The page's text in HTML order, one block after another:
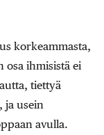
korkeammasta,
osa ihmisistä ei
tiettyä
ja usein
avulla.